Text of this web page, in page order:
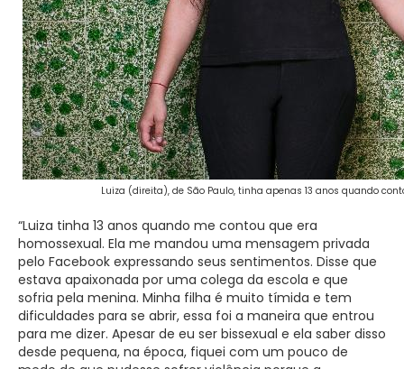
Luiza (direita), de São Paulo, tinha apenas 13 anos quando
“Luiza tinha 13 anos quando me contou que era
homossexual. Ela me mandou uma mensagem privada
pelo Facebook expressando seus sentimentos. Disse que
estava apaixonada por uma colega da escola e que
sofria pela menina. Minha filha é muito tímida e tem
dificuldades para se abrir, essa foi a maneira que entrou
para me dizer. Apesar de eu ser bissexual e ela saber disso
desde pequena, na época, fiquei com um pouco de